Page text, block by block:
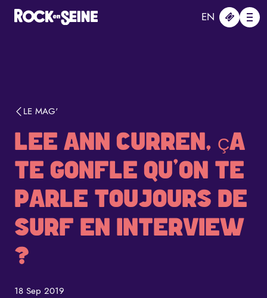
Aller au contenu principal
EN
LE MAG'
LEE ANN CURREN, ÇA
TE GONFLE QU'ON TE
PARLE TOUJOURS DE
SURF EN INTERVIEW
?
18 Sep 2019
Panneau de gestion des cookies